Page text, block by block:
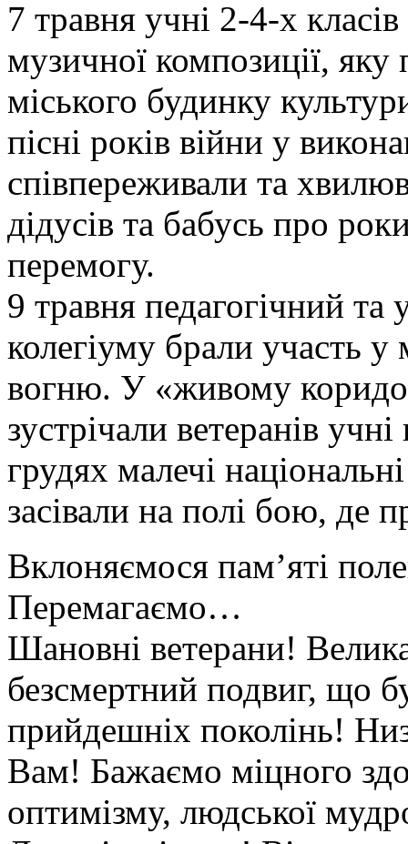
7 травня учні 2-4-х
музичної композиції, яку
міського будинку
пісні років війни у
співпереживали та
дідусів та бабусь про
перемогу.
9 травня педагогічний
колегіуму брали участь у
вогню. У «живому
зустрічали ветеранів
грудях малечі
засівали на полі бою, де
Вклоняємося пам’яті
Перемагаємо…
Шановні ветерани!
безсмертний подвиг, що
прийдешніх поколінь!
Вам! Бажаємо міцного
оптимізму, людської